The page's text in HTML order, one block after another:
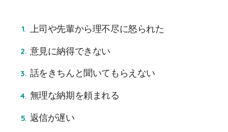
上司や先輩から理不尽に怒られた
意見に納得できない
話をきちんと聞いてもらえない
無理な納期を頼まれる
返信が遅い